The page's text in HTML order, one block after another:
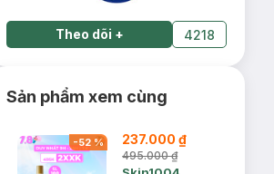
Theo dõi + 4218
Sản phẩm xem cùng
-52% 237.000 ₫
495.000 ₫